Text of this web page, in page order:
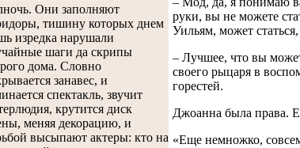
Они заполняют
тишину которых днем
изредка нарушали
шаги да скрипы
дома. Словно
занавес, и
спектакль, звучит
крутится диск
меняя декорацию, и
высыпают актеры: кто на
руки, вы не можете
Уильям, может
– Лучшее, что вы
своего рыцаря в
горестей.
Джоанна была права.
«Еще немножко,